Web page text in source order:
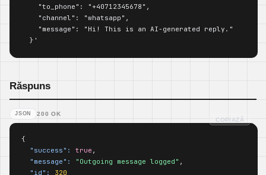
    "to_phone": "+40712345678",
    "channel": "whatsapp",
    "message": "Hi! This is an AI-generated reply."
  }'
Răspuns
JSON 200 OK
{
"success":
true ,
"message":
"Outgoing message logged" ,
"id":
320
COPIAZĂ